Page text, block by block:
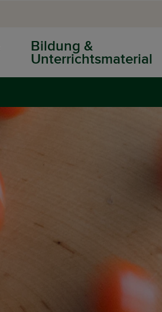
Bildung &
Unterrichtsmaterial